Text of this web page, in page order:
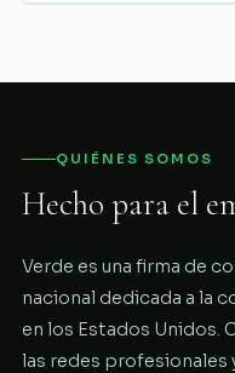
QUIÉNES SOMOS
Hecho para el
Verde es una firma de
nacional dedicada a la
en los Estados Unidos.
las redes profesionales